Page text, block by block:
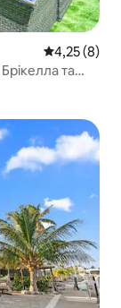
Середня
4,25 (8)
та